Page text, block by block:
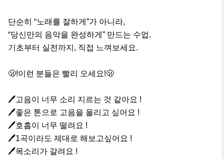
단순히 “노래를 잘하게”가 아니라,
“당신만의 음악을 완성하게” 만드는 수업.
기초부터 실전까지, 직접 느껴보세요.
🫢!이런 분들은 빨리 오세요!🫢
🖊️고음이 너무 소리 지르는 것 같아요 !
🖊️좋은 톤으로 고음을 올리고 싶어요 !
🖊️호흡이 너무 떨려요 !
🖊️1곡이라도 제대로 해보고싶어요 !
🖊️목소리가 갈려요 !